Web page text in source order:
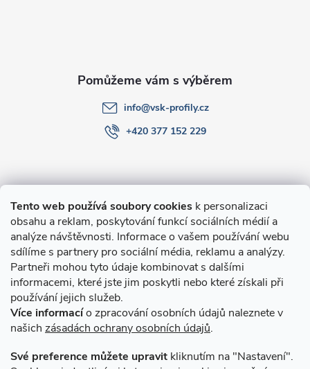
Tento web používá soubory cookies k personalizaci
obsahu a reklam, poskytování funkcí sociálních médií a
analýze návštěvnosti. Informace o vašem používání webu
sdílíme s partnery pro sociální média, reklamu a analýzy.
Partneři mohou tyto údaje kombinovat s dalšími
informacemi, které jste jim poskytli nebo které získali při
používání jejich služeb.
Více informacío zpracování osobních údajů naleznete v
našich zásadách ochrany osobních údajů.
Své preference můžete upravit kliknutím na "Nastavení".
O nákupu
Novinky v programu Alusic
Archiv
info@vsk-profily.cz
+420 377 152 229